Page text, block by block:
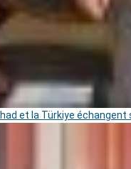
et la Türkiye